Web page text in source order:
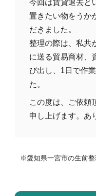
今回は賃貸退去と
置きたい物をうか
だきました。
整理の際は、私共
に送る貿易商材、
び出し、1日で作
た。
この度は、ご依頼
申し上げます。あ
※愛知県一宮市の生前